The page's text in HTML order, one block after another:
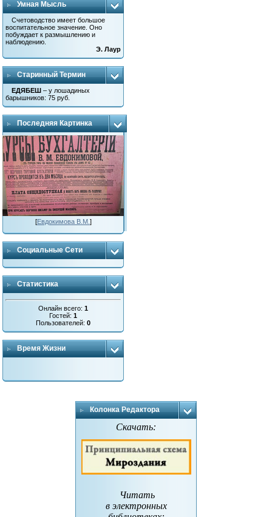
Умная Мысль
Счетоводство имеет большое
воспитательное значение. Оно
побуждает к размышлению и
наблюдению.
Э. Лаур
Старинный Термин
ЕДЯБЕШ – у лошадиных
барышников: 75 руб.
Последняя Картинка
[Евдокимова В.М. ]
Социальные Сети
Статистика
Онлайн всего:1
Гостей:1
Пользователей:0
Время Жизни
Колонка Редактора
Скачать:
Читать
в электронных